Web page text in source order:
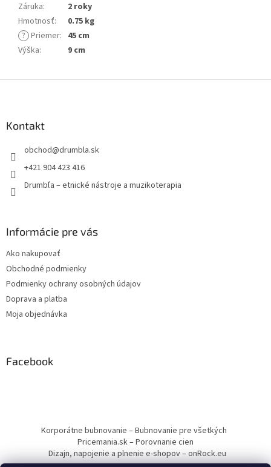
Záruka:
2 roky
Hmotnosť:
0.75 kg
? Priemer: 45 cm
Výška: 9 cm
Kontakt
obchod@drumbla.sk
+421 904 423 416
Drumbľa – etnické nástroje a muzikoterapia
Informácie pre vás
Ako nakupovať
Obchodné podmienky
Podmienky ochrany osobných údajov
Doprava a platba
Moja objednávka
Facebook
Korporátne bubnovanie – Bubnovanie pre všetkých
Pricemania.sk – Porovnanie cien
Dizajn, napojenie a plnenie e-shopov – onRock.eu